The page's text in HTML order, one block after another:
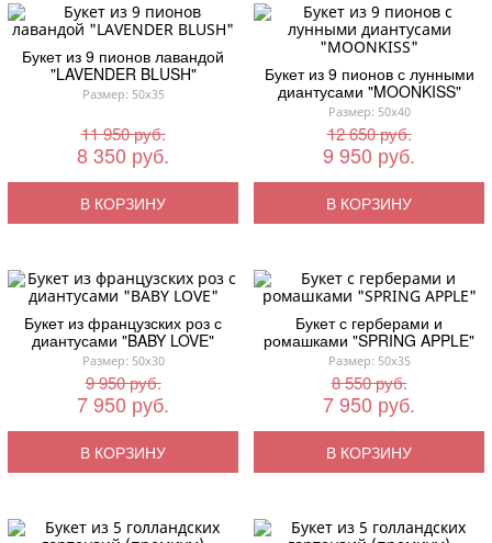
Букет из 9 пионов лавандой
"LAVENDER BLUSH"
Размер: 50x35
11 950 руб.
8 350 руб.
В КОРЗИНУ
Букет из 9 пионов с лунными
диантусами "MOONKISS"
Размер: 50x40
12 650 руб.
9 950 руб.
В КОРЗИНУ
Букет из французских роз с
диантусами "BABY LOVE"
Размер: 50x30
9 950 руб.
7 950 руб.
В КОРЗИНУ
Букет с герберами и
ромашками "SPRING APPLE"
Размер: 50x35
8 550 руб.
7 950 руб.
В КОРЗИНУ